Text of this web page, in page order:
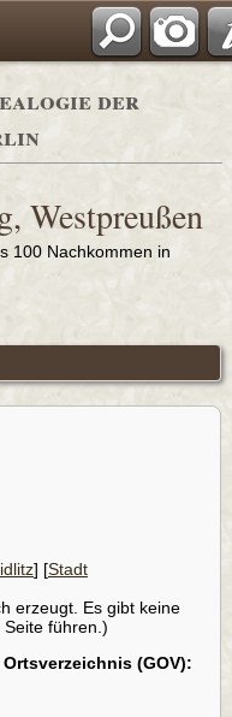
der
Westpreußen
100 Nachkommen in
] [Stadt
erzeugt. Es gibt keine
führen.)
(GOV):